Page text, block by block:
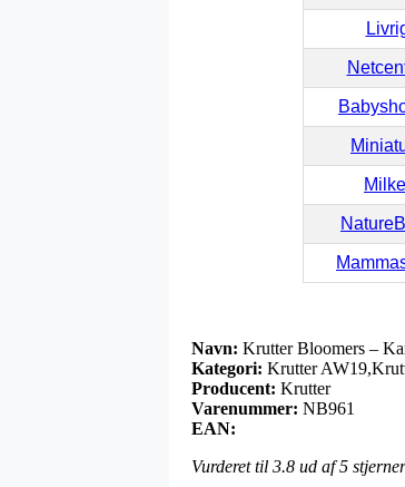
Navn: Krutter Bloomers –
Kategori: Krutter
Producent: Krutter
Varenummer: NB961
EAN:
Vurderet til 3.8 ud af 5